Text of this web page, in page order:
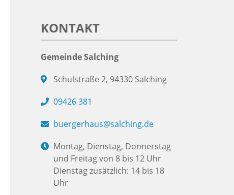
KONTAKT
Gemeinde Salching
Schulstraße 2, 94330 Salching
09426 381
buergerhaus@salching.de
Montag, Dienstag, Donnerstag
und Freitag von 8 bis 12 Uhr
Dienstag zusätzlich: 14 bis 18
Uhr